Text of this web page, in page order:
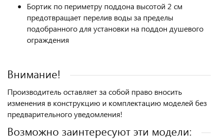
Бортик по периметру поддона высотой 2 см
предотвращает перелив воды за пределы
подобранного для установки на поддон душевого
ограждения
Внимание!
Производитель оставляет за собой право вносить
изменения в конструкцию и комплектацию моделей без
предварительного уведомления!
Возможно заинтересуют эти модели: